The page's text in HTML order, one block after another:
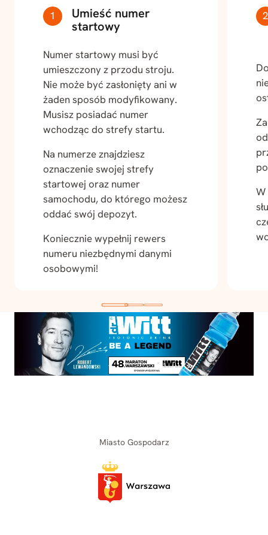
Umieść numer
startowy
Numer startowy musi być
umieszczony z przodu stroju.
Nie może być zasłonięty ani w
żaden sposób modyfikowany.
Musisz posiadać numer
wchodząc do strefy startu.
Na numerze znajdziesz
oznaczenie swojej strefy
startowej oraz numer
samochodu, do którego możesz
oddać swój depozyt.
Koniecznie wypełnij rewers
numeru niezbędnymi danymi
osobowymi!
W
Miasto Gospodarz